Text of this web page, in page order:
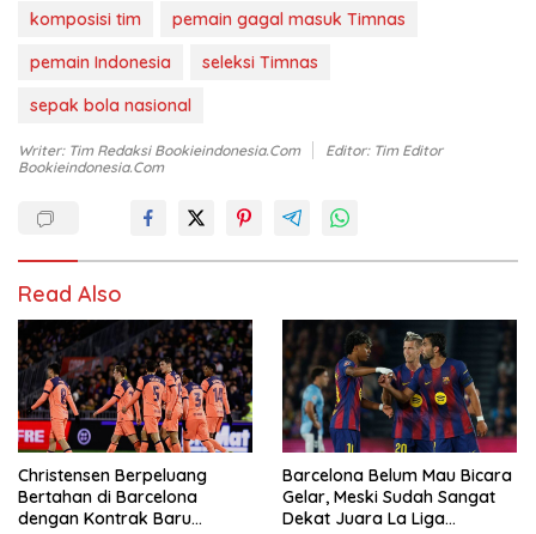
komposisi tim
pemain gagal masuk Timnas
pemain Indonesia
seleksi Timnas
sepak bola nasional
Writer: Tim Redaksi Bookieindonesia.com
Editor: Tim Editor
Bookieindonesia.com
Read Also
Christensen Berpeluang
Bertahan di Barcelona
dengan Kontrak Baru
Barcelona Belum Mau Bicara
Gelar, Meski Sudah Sangat
Dekat Juara La Liga